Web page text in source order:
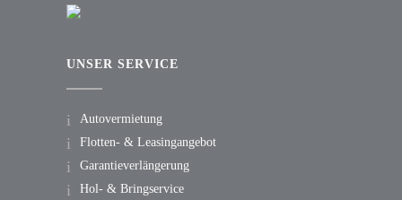
UNSER SERVICE
Autovermietung
Flotten- & Leasingangebot
Garantieverlängerung
Hol- & Bringservice